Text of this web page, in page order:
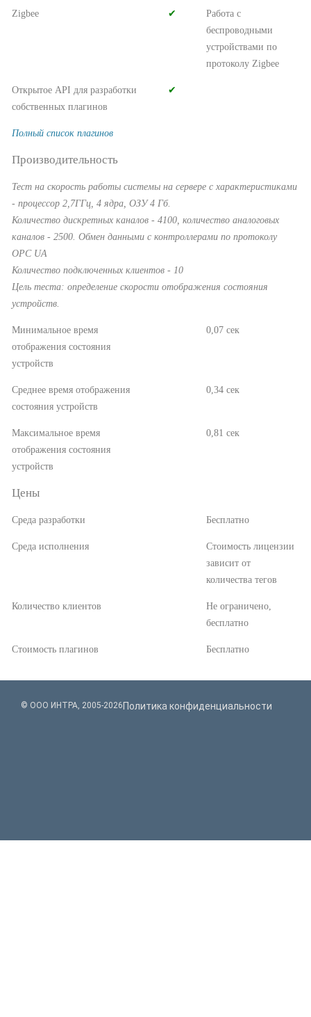
Zigbee ✔︎
Работа с
беспроводными
устройствами по
протоколу Zigbee
Открытое API для разработки
собственных плагинов
✔︎
Полный список плагинов
Производительность
Тест на скорость работы системы на сервере с характеристиками
- процессор 2,7ГГц, 4 ядра, ОЗУ 4 Гб.
Количество дискретных каналов - 4100, количество аналоговых
каналов - 2500. Обмен данными с контроллерами по протоколу
OPC UA
Количество подключенных клиентов - 10
Цель теста: определение скорости отображения состояния
устройств.
Минимальное время
отображения состояния
устройств
0,07 сек
Среднее время отображения
состояния устройств
0,34 сек
Максимальное время
отображения состояния
устройств
0,81 сек
Цены
Среда разработки Бесплатно
Среда исполнения
Стоимость лицензии
зависит от
количества тегов
Количество клиентов
Не ограничено,
бесплатно
Стоимость плагинов Бесплатно
© ООО ИНТРА, 2005-2026 Политика конфиденциальности